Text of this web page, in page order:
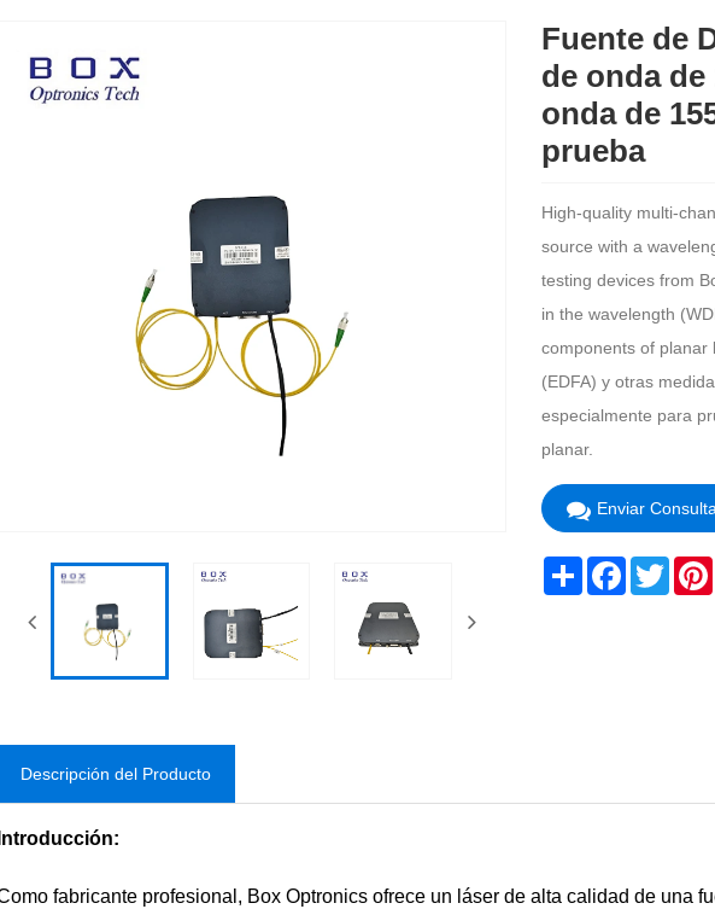
Fuente de
de onda
onda de
prueba
High-quality multi-
source with a
testing devices from
in the wavelength
components of planar
(EDFA) y otras
especialmente para
planar.
Enviar Consulta
ShareFacebook
Descripción del Producto
Introducción:
fabricante profesional, Box Optronics ofrece un láser de alta calidad de una